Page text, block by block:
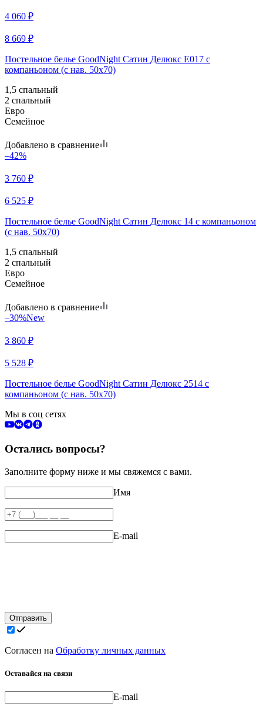
4 060 ₽
8 669 ₽
Постельное белье GoodNight Сатин Делюкс E017 с
компаньоном (с нав. 50х70)
1,5 спальный
2 спальный
Евро
Семейное
Добавлено в сравнение
–42%
3 760 ₽
6 525 ₽
Постельное белье GoodNight Сатин Делюкс 14 с компаньоном
(с нав. 50х70)
1,5 спальный
2 спальный
Евро
Семейное
Добавлено в сравнение
–30%New
3 860 ₽
5 528 ₽
Постельное белье GoodNight Сатин Делюкс 2514 с
компаньоном (с нав. 50х70)
Мы в соц сетях
Остались вопросы?
Заполните форму ниже и мы свяжемся с вами.
Имя
E-mail
Отправить
Согласен на Обработку личных данных
Оставайся на связи
E-mail